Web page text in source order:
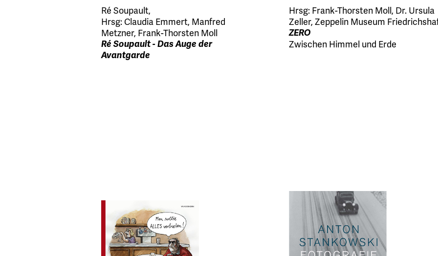
Ré Soupault,
Hrsg: Claudia Emmert, Manfred
Metzner, Frank-Thorsten Moll
Ré Soupault - Das Auge der
Avantgarde
Hrsg: Frank-Thorsten Moll, Dr. Ursula
Zeller, Zeppelin Museum
ZERO
Zwischen Himmel und Erde